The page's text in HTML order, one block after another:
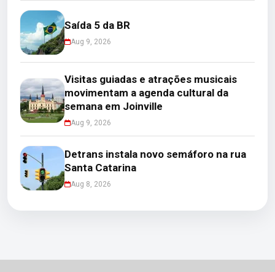
Saída 5 da BR
Aug 9, 2026
Visitas guiadas e atrações musicais
movimentam a agenda cultural da
semana em Joinville
Aug 9, 2026
Detrans instala novo semáforo na rua
Santa Catarina
Aug 8, 2026